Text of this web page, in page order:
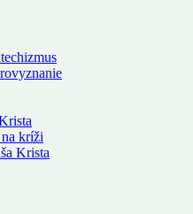
kríži
Krista